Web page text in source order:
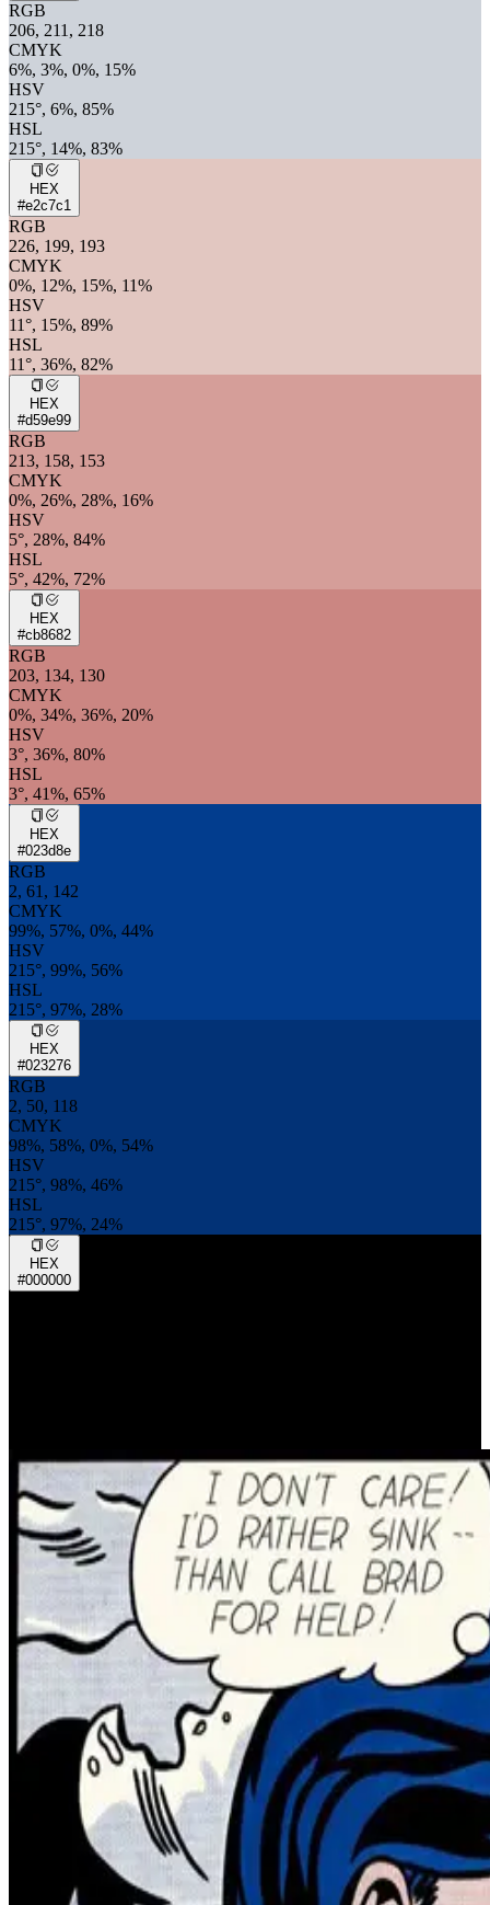
RGB
206, 211, 218
CMYK
6%, 3%, 0%, 15%
HSV
215°, 6%, 85%
HSL
215°, 14%, 83%
HEX
#e2c7c1
RGB
226, 199, 193
CMYK
0%, 12%, 15%, 11%
HSV
11°, 15%, 89%
HSL
11°, 36%, 82%
HEX
#d59e99
RGB
213, 158, 153
CMYK
0%, 26%, 28%, 16%
HSV
5°, 28%, 84%
HSL
5°, 42%, 72%
HEX
#cb8682
RGB
203, 134, 130
CMYK
0%, 34%, 36%, 20%
HSV
3°, 36%, 80%
HSL
3°, 41%, 65%
HEX
#023d8e
RGB
2, 61, 142
CMYK
99%, 57%, 0%, 44%
HSV
215°, 99%, 56%
HSL
215°, 97%, 28%
HEX
#023276
RGB
2, 50, 118
CMYK
98%, 58%, 0%, 54%
HSV
215°, 98%, 46%
HSL
215°, 97%, 24%
HEX
#000000